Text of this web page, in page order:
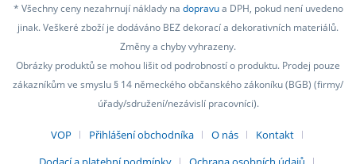
* Všechny ceny nezahrnují náklady na dopravua DPH, pokud není uvedeno
jinak. Veškeré zboží je dodáváno BEZ dekorací a dekorativních materiálů.
Změny a chyby vyhrazeny.
Obrázky produktů se mohou lišit od podrobností o produktu. Prodej pouze
zákazníkům ve smyslu § 14 německého občanského zákoníku (BGB) (firmy/
úřady/sdružení/nezávislí pracovníci).
VOP Přihlášení obchodníka O nás
Kontakt